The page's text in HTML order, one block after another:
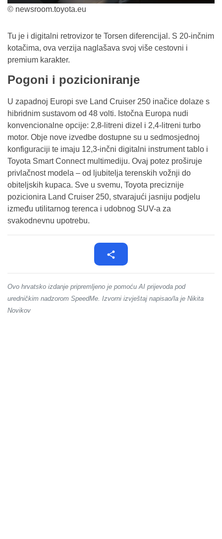
© newsroom.toyota.eu
Tu je i digitalni retrovizor te Torsen diferencijal. S 20-inčnim
kotačima, ova verzija naglašava svoj više cestovni i
premium karakter.
Pogoni i pozicioniranje
U zapadnoj Europi sve Land Cruiser 250 inačice dolaze s
hibridnim sustavom od 48 volti. Istočna Europa nudi
konvencionalne opcije: 2,8-litreni dizel i 2,4-litreni turbo
motor. Obje nove izvedbe dostupne su u sedmosjednoj
konfiguraciji te imaju 12,3-inčni digitalni instrument tablo i
Toyota Smart Connect multimediju. Ovaj potez proširuje
privlačnost modela – od ljubitelja terenskih vožnji do
obiteljskih kupaca. Sve u svemu, Toyota preciznije
pozicionira Land Cruiser 250, stvarajući jasniju podjelu
između utilitarnog terenca i udobnog SUV-a za
svakodnevnu upotrebu.
Ovo hrvatsko izdanje pripremljeno je pomoću AI prijevoda pod
uredničkim nadzorom SpeedMe. Izvorni izvještaj napisao/la je Nikita
Novikov